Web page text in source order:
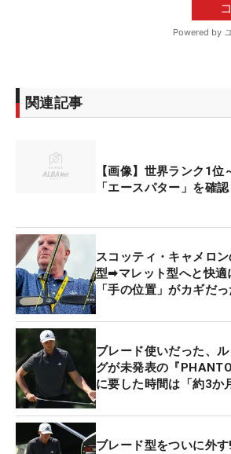
関連記事
【画像】世界ランク1
「エースパター」を確認
スコッティ・キャメロ
型➡マレット型へと快適
「手の位置」がカギだっ
ブレード使いだった、
グが未発表の『
に要した時間は「約3か
ブレード型をついに外